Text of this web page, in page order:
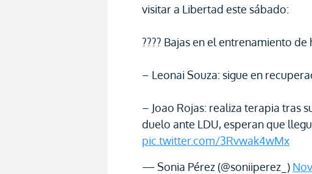
visitar a Libertad este sábado:
???? Bajas en el entrenamiento de
– Leonai Souza: sigue en
– Joao Rojas: realiza terapia tras
duelo ante LDU, esperan que
pic.twitter.com/3Rvwak4wMx
— Sonia Pérez (@soniiperez_)